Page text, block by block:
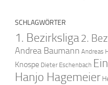
SCHLAGWÖRTER
1. Bezirksliga2.
Andrea Baumann Andreas
Knospe Dieter Eschenbach
Hanjo Hagemeier